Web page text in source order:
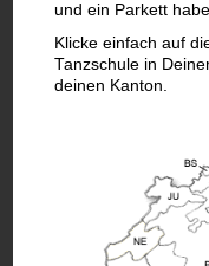
und ein Parkett
Klicke einfach auf
Tanzschule in
deinen Kanton.